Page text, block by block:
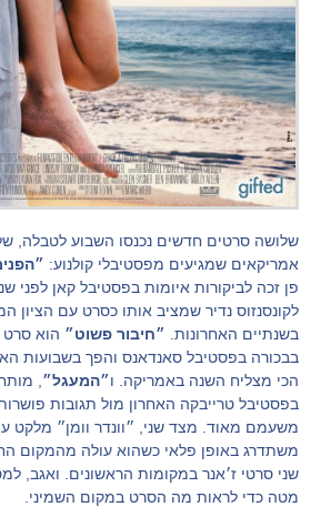
שלושה סרטים חדשים נכנסו השבוע לטבלה,
אמריקאים שמגיעים מפסטיבלי קולנוע:
פן זכה לביקורות איומות בפסטיבל קאן לפני
לקונסנזוס נדיר שמציב אותו כסרט עם הציון
בשנתיים האחרונות. ״חיבור פשוט״ הוא סרט
בבכורה בפסטיבל סאנדאנס והפך בשבועות
הכי מצליח השנה באמריקה. ו״המעגל״ ,
בפסטיבל טרייבקה האחרון מול תגובות
משעמם מאוד. מצד שני, ״וונדר וומן״ מלקט
משתדרג באופן פלאי כשהוא עולה מהמקום
שני סרטי ז׳אנר במקומות הראשונים. ואגב,
מטה כדי לראות מה הסרט במקום השמיני.